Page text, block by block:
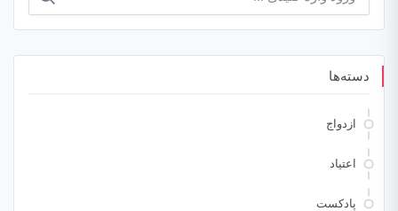
دسته‌ها
ازدواج
اعتیاد
پادکست